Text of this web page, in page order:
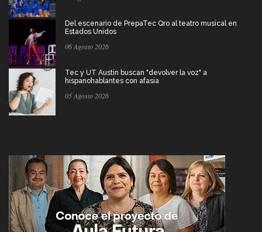
Del escenario de PrepaTec Qro al teatro musical en
Estados Unidos
06 Agosto 2026
Tec y UT Austin buscan "devolver la voz" a
hispanohablantes con afasia
05 Agosto 2026